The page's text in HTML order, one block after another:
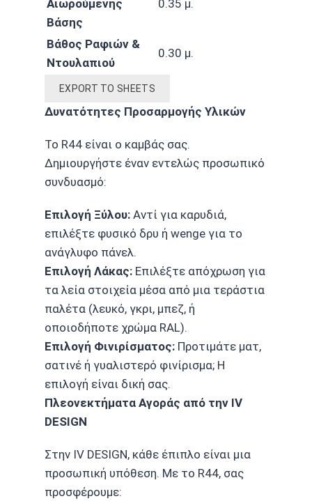
Αιωρούμενης
Βάσης
0.35 μ.
Βάθος Ραφιών &
Ντουλαπιού
0.30 μ.
EXPORT TO SHEETS
Δυνατότητες Προσαρμογής Υλικών
Το R44 είναι ο καμβάς σας.
Δημιουργήστε έναν εντελώς προσωπικό
συνδυασμό:
Επιλογή Ξύλου: Αντί για καρυδιά,
επιλέξτε φυσικό δρυ ή wenge για το
ανάγλυφο πάνελ.
Επιλογή Λάκας: Επιλέξτε απόχρωση για
τα λεία στοιχεία μέσα από μια τεράστια
παλέτα (λευκό, γκρι, μπεζ, ή
οποιοδήποτε χρώμα RAL).
Επιλογή Φινιρίσματος: Προτιμάτε ματ,
σατινέ ή γυαλιστερό φινίρισμα; Η
επιλογή είναι δική σας.
Πλεονεκτήματα Αγοράς από την IV
DESIGN
Στην IV DESIGN, κάθε έπιπλο είναι μια
προσωπική υπόθεση. Με το R44, σας
προσφέρουμε: